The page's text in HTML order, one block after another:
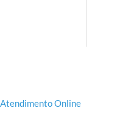
Atendimento Online